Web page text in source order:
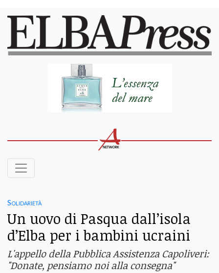
Solidarietà
Un uovo di Pasqua dall’isola
d’Elba per i bambini ucraini
L'appello della Pubblica Assistenza Capoliveri:
"Donate, pensiamo noi alla consegna"